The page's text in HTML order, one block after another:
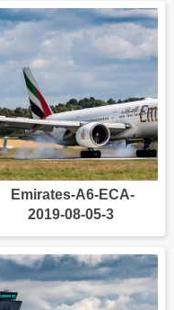
Emirates-A6-ECA-
2019-08-05-3